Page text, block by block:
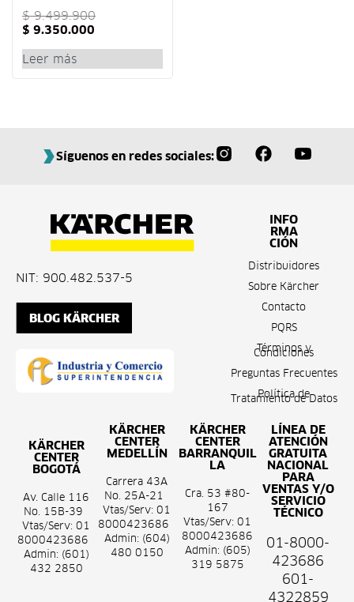
$9.499.900
$ 9.350.000
Leer más
Síguenos en redes sociales:
NIT: 900.482.537-5
BLOG KÄRCHER
INFO
RMA
CIÓN
Distribuidores
Sobre Kärcher
Contacto
PQRS
Términos y
Condiciones
Preguntas Frecuentes
Política de
Tratamiento de Datos
KÄRCHER
CENTER
BOGOTÁ
Av. Calle 116
No. 15B-39
Vtas/Serv: 01
8000423686
Admin: (601)
432 2850
KÄRCHER
CENTER
MEDELLÍN
Carrera 43A
No. 25A-21
Vtas/Serv: 01
8000423686
Admin: (604)
480 0150
KÄRCHER
CENTER
BARRANQUIL
LA
Cra. 53 #80-
167
Vtas/Serv: 01
8000423686
Admin: (605)
319 5875
LÍNEA DE
ATENCIÓN
GRATUITA
NACIONAL
PARA
VENTAS Y/O
SERVICIO
TÉCNICO
01-8000-
423686
601-
4322859